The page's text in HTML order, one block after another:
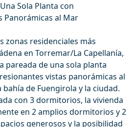
Sola Planta con
Panorámicas al Mar
zonas residenciales más
en Torremar/La Capellanía,
pareada de una sola planta
vistas panorámicas al
de Fuengirola y la ciudad.
con 3 dormitorios, la vivienda
en 2 amplios dormitorios y 2
generosos y la posibilidad